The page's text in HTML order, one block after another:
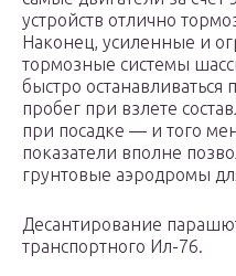
устройств отлично
Наконец, усиленные и
тормозные системы
быстро останавливаться
пробег при взлете
при посадке — и того
показатели вполне
грунтовые аэродромы
Десантирование
транспортного Ил-76.